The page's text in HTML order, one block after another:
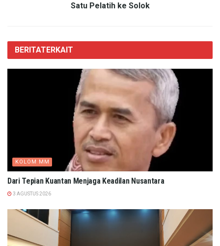
Satu Pelatih ke Solok
BERITATERKAIT
KOLOM MM
Dari Tepian Kuantan Menjaga Keadilan Nusantara
3 AGUSTUS 2026